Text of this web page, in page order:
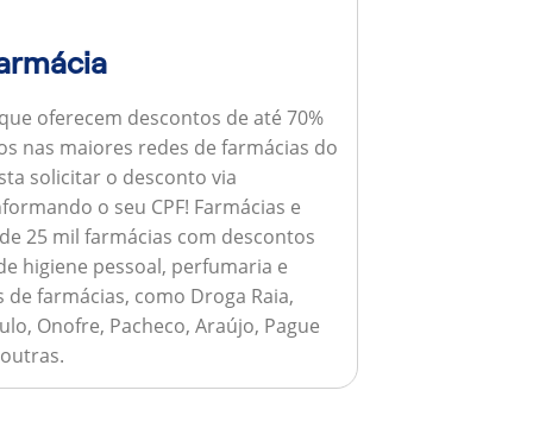
oferecem descontos de até 70%
nas maiores redes de farmácias do
solicitar o desconto via
o seu CPF! Farmácias e
25 mil farmácias com descontos
higiene pessoal, perfumaria e
de farmácias, como Droga Raia,
Onofre, Pacheco, Araújo, Pague